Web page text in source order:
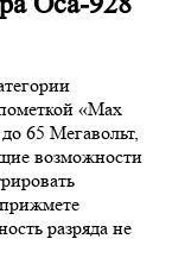
«Max
65 Мегавольт,
возможности
разряда не